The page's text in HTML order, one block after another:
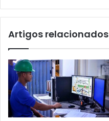
Artigos relacionados